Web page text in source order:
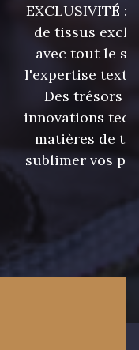
EXCLUSIVITÉ :
de tissus
avec tout le
l'expertise
Des trésors
innovations
matières de
sublimer vos